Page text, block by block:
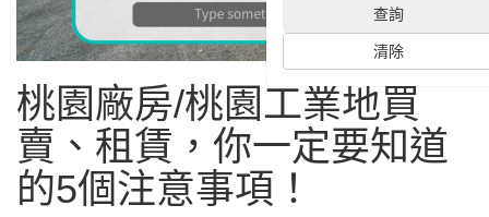
桃園廠房/桃園工業地買
賣、租賃，你一定要知道
的5個注意事項！